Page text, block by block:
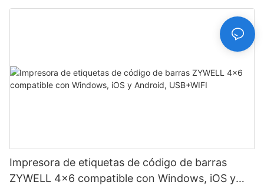
Impresora de etiquetas de código de barras
ZYWELL 4x6 compatible con Windows, iOS y